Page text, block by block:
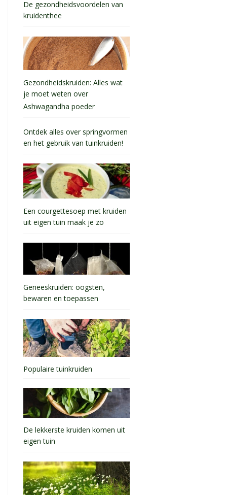
De gezondheidsvoordelen van
kruidenthee
Gezondheidskruiden: Alles wat
je moet weten over
Ashwagandha poeder
Ontdek alles over springvormen
en het gebruik van tuinkruiden!
Een courgettesoep met kruiden
uit eigen tuin maak je zo
Geneeskruiden: oogsten,
bewaren en toepassen
Populaire tuinkruiden
De lekkerste kruiden komen uit
eigen tuin